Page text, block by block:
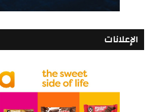
الإعلانات